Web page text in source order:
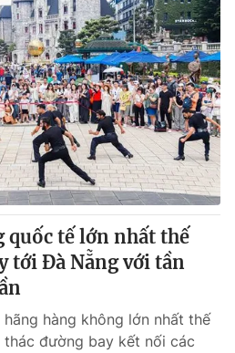
quốc tế lớn nhất thế
tới Đà Nẵng với tần
hàng không lớn nhất thế
thác đường bay kết nối các